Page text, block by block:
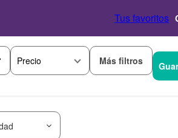
Tus favoritos
Precio Más filtros